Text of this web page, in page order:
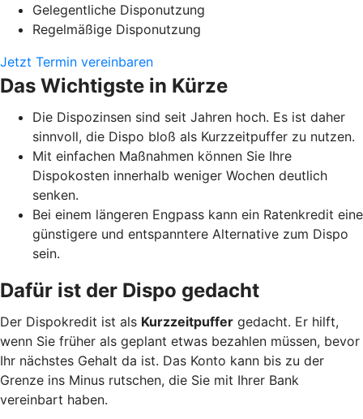
Gelegentliche Disponutzung
Regelmäßige Disponutzung
Jetzt Termin vereinbaren
Das Wichtigste in Kürze
Die Dispozinsen sind seit Jahren hoch. Es ist daher
sinnvoll, die Dispo bloß als Kurzzeitpuffer zu nutzen.
Mit einfachen Maßnahmen können Sie Ihre
Dispokosten innerhalb weniger Wochen deutlich
senken.
Bei einem längeren Engpass kann ein Ratenkredit eine
günstigere und entspanntere Alternative zum Dispo
sein.
Dafür ist der Dispo gedacht
Der Dispokredit ist als Kurzzeitpuffer gedacht. Er hilft,
wenn Sie früher als geplant etwas bezahlen müssen, bevor
Ihr nächstes Gehalt da ist. Das Konto kann bis zu der
Grenze ins Minus rutschen, die Sie mit Ihrer Bank
vereinbart haben.